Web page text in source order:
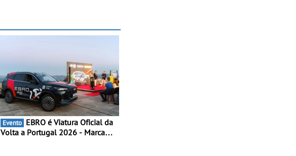
que abriu caminho para a família
Evento
Volta a Portugal 2026 - Marca